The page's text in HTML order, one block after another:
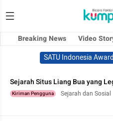
Breaking News Video
SATU Indonesia
Sejarah Situs Liang Bua yang
Kiriman Pengguna Sejarah dan Sosial